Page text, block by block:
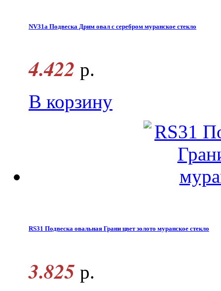
NV31a Подвеска Дрим овал с серебром муранское стекло
4.422 р.
В корзину
RS31 Подвеска овальная Грани цвет золото муранское стекло
3.825 р.